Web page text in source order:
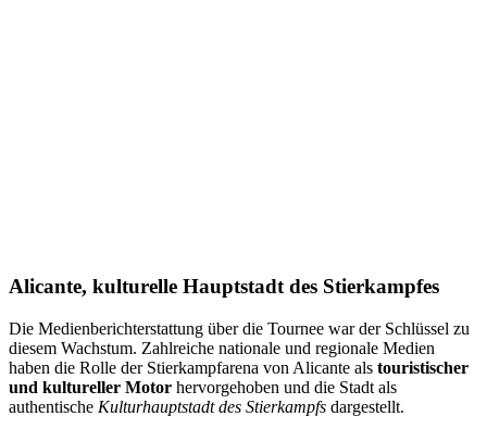
Alicante, kulturelle Hauptstadt des Stierkampfes
Die Medienberichterstattung über die Tournee war der Schlüssel zu
diesem Wachstum. Zahlreiche nationale und regionale Medien
haben die Rolle der Stierkampfarena von Alicante als touristischer
und kultureller Motor hervorgehoben und die Stadt als
authentische Kulturhauptstadt des Stierkampfs dargestellt.